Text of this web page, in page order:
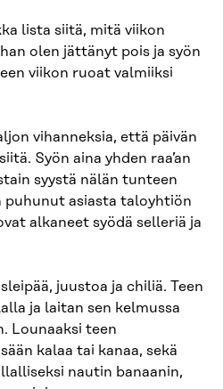
lista siitä, mitä viikon
olen jättänyt pois ja syön
viikon ruoat valmiiksi
vihanneksia, että päivän
Syön aina yhden raa’an
syystä nälän tunteen
puhunut asiasta taloyhtiön
alkaneet syödä selleriä ja
juustoa ja chiliä. Teen
ja laitan sen kelmussa
Lounaaksi teen
kalaa tai kanaa, sekä
nautin banaanin,